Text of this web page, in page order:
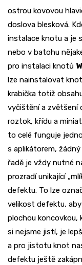
ostrou kovovou
doslova blesková.
instalace knotu a je
nebo v batohu
pro instalaci knotů
lze nainstalovat
krabička totiž
vyčištění a zvětšení
roztok, křídu a
to celé funguje
s aplikátorem,
řadě je vždy nutné
prozradí unikající
defektu. To lze
velikost defektu,
plochou koncovkou,
si nejsme jistí, je
a pro jistotu knot
defektu ještě